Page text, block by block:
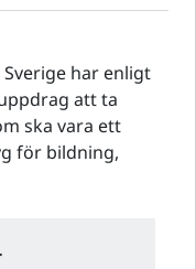
har enligt
att ta
ska vara ett
för bildning,